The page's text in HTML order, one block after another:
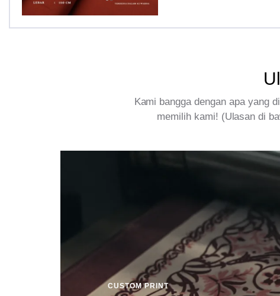
Kami bangga dengan apa yang
memilih kami! (Ulasan di
CUSTOM PRINT